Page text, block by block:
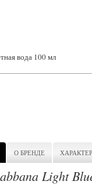
вода 100 мл
О БРЕНДЕ
Light